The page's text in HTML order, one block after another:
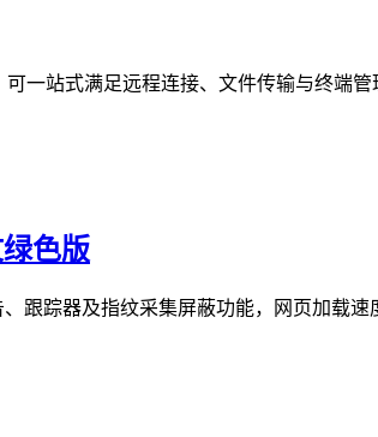
一站式满足远程连接、文件传输与终端
色版
跟踪器及指纹采集屏蔽功能，网页加载